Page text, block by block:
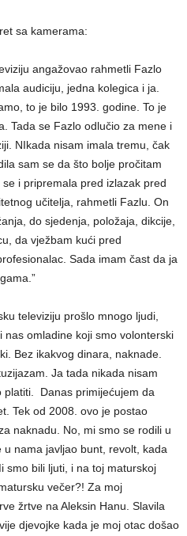
sa kamerama:
angažovao rahmetli Fazlo
audiciju, jedna kolegica i ja.
to je bilo 1993. godine. To je
Tada se Fazlo odlučio za mene i
NIkada nisam imala tremu, čak
sam se da što bolje pročitam
i pripremala pred izlazak pred
učitelja, rahmetli Fazlu. On
do sjedenja, položaja, dikcije,
da vježbam kući pred
Sada imam čast da ja
televiziju prošlo mnogo ljudi,
omladine koji smo volonterski
Bez ikakvog dinara, naknade.
Ja tada nikada nisam
platiti. Danas primijećujem da
Tek od 2008. ovo je postao
naknadu. No, mi smo se rodili u
nama javljao bunt, revolt, kada
smo bili ljuti, i na toj maturskoj
večer?! Za moj
žrtve na Aleksin Hanu. Slavila
djevojke kada je moj otac došao